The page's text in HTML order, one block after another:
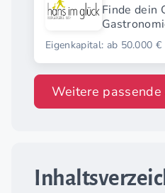
Finde dein
GLÜCK
Eigenkapital: ab 50.000 €
Weitere